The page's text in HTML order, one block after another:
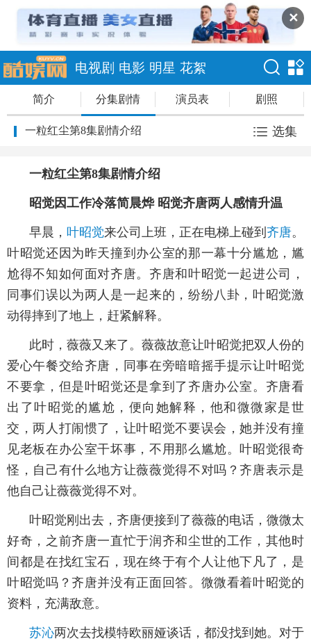
✕
电视剧 电影 明星 花絮
简介 分集剧情 演员表 剧照
一粒红尘第8集剧情介绍 选集
一粒红尘第8集剧情介绍
昭觉因工作冷落简晨烨 昭觉齐唐两人感情升温
早晨， 叶昭觉来公司上班，正在电梯上碰到 齐唐。
叶昭觉还因为昨天撞到办公室的那一幕十分尴尬，尴
尬得不知如何面对齐唐。齐唐和叶昭觉一起进公司，
同事们误以为两人是一起来的，纷纷八卦，叶昭觉激
动得摔到了地上，赶紧解释。
此时，薇薇又来了。薇薇故意让叶昭觉把双人份的
爱心午餐交给齐唐，同事在旁暗暗摇手提示让叶昭觉
不要拿，但是叶昭觉还是拿到了齐唐办公室。齐唐看
出了叶昭觉的尴尬，便向她解释，他和微微家是世
交，两人打闹惯了，让叶昭觉不要误会，她并没有撞
见老板在办公室干坏事，不用那么尴尬。叶昭觉很奇
怪，自己有什么地方让薇薇觉得不对吗？齐唐表示是
他自己让薇薇觉得不对。
叶昭觉刚出去，齐唐便接到了薇薇的电话，微微太
好奇，之前齐唐一直忙于润齐和尘世的工作，其他时
间都是在找红宝石，现在终于有个人让他下凡了，是
叶昭觉吗？齐唐并没有正面回答。微微看着叶昭觉的
资料，充满敌意。
苏沁两次去找模特欧丽娅谈话，都没找到她。对于